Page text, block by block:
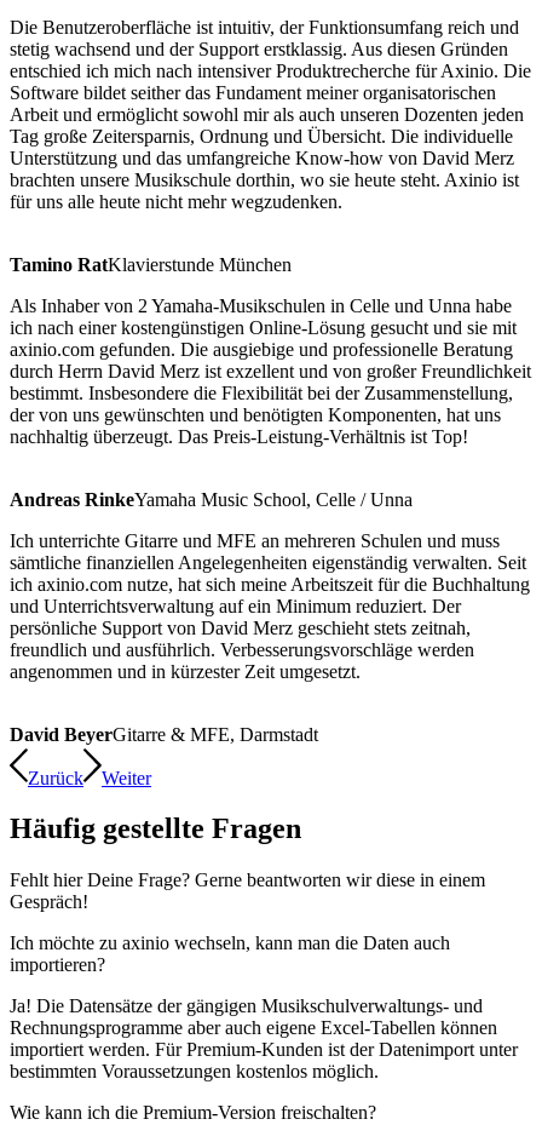
Die Benutzeroberfläche ist intuitiv, der Funktionsumfang reich und
stetig wachsend und der Support erstklassig. Aus diesen Gründen
entschied ich mich nach intensiver Produktrecherche für Axinio. Die
Software bildet seither das Fundament meiner organisatorischen
Arbeit und ermöglicht sowohl mir als auch unseren Dozenten jeden
Tag große Zeitersparnis, Ordnung und Übersicht. Die individuelle
Unterstützung und das umfangreiche Know-how von David Merz
brachten unsere Musikschule dorthin, wo sie heute steht. Axinio ist
für uns alle heute nicht mehr wegzudenken.
Tamino RatKlavierstunde München
Als Inhaber von 2 Yamaha-Musikschulen in Celle und Unna habe
ich nach einer kostengünstigen Online-Lösung gesucht und sie mit
axinio.com gefunden. Die ausgiebige und professionelle Beratung
durch Herrn David Merz ist exzellent und von großer Freundlichkeit
bestimmt. Insbesondere die Flexibilität bei der Zusammenstellung,
der von uns gewünschten und benötigten Komponenten, hat uns
nachhaltig überzeugt. Das Preis-Leistung-Verhältnis ist Top!
Andreas RinkeYamaha Music School, Celle / Unna
Ich unterrichte Gitarre und MFE an mehreren Schulen und muss
sämtliche finanziellen Angelegenheiten eigenständig verwalten. Seit
ich axinio.com nutze, hat sich meine Arbeitszeit für die Buchhaltung
und Unterrichtsverwaltung auf ein Minimum reduziert. Der
persönliche Support von David Merz geschieht stets zeitnah,
freundlich und ausführlich. Verbesserungsvorschläge werden
angenommen und in kürzester Zeit umgesetzt.
David BeyerGitarre & MFE, Darmstadt
Zurück Weiter
Häufig gestellte Fragen
Fehlt hier Deine Frage? Gerne beantworten wir diese in einem
Gespräch!
Ich möchte zu axinio wechseln, kann man die Daten auch
importieren?
Ja! Die Datensätze der gängigen Musikschulverwaltungs- und
Rechnungsprogramme aber auch eigene Excel-Tabellen können
importiert werden. Für Premium-Kunden ist der Datenimport unter
bestimmten Voraussetzungen kostenlos möglich.
Wie kann ich die Premium-Version freischalten?